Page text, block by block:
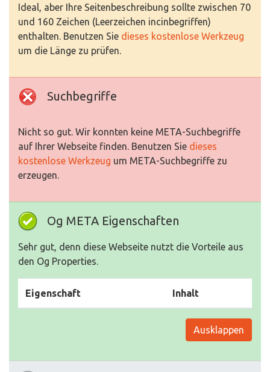
Ideal, aber Ihre Seitenbeschreibung sollte zwischen 70
und 160 Zeichen (Leerzeichen incinbegriffen)
enthalten. Benutzen Sie dieses kostenlose Werkzeug
um die Länge zu prüfen.
Suchbegriffe
Nicht so gut. Wir konnten keine META-Suchbegriffe
auf Ihrer Webseite finden. Benutzen Sie dieses
kostenlose Werkzeug um META-Suchbegriffe zu
erzeugen.
Og META Eigenschaften
Sehr gut, denn diese Webseite nutzt die Vorteile aus
den Og Properties.
Eigenschaft Inhalt
Ausklappen